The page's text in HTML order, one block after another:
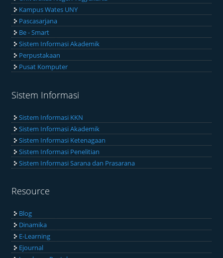
Link Terkait
Universitas Negeri Yogyakarta
Kampus Wates UNY
Pascasarjana
Be - Smart
Sistem Informasi Akademik
Pusat Komputer
Sistem Informasi
Sistem Informasi KKN
Sistem Informasi Akademik
Sistem Informasi Ketenagaan
Sistem Informasi Sarana dan Prasarana
Resource
Blog
Dinamika